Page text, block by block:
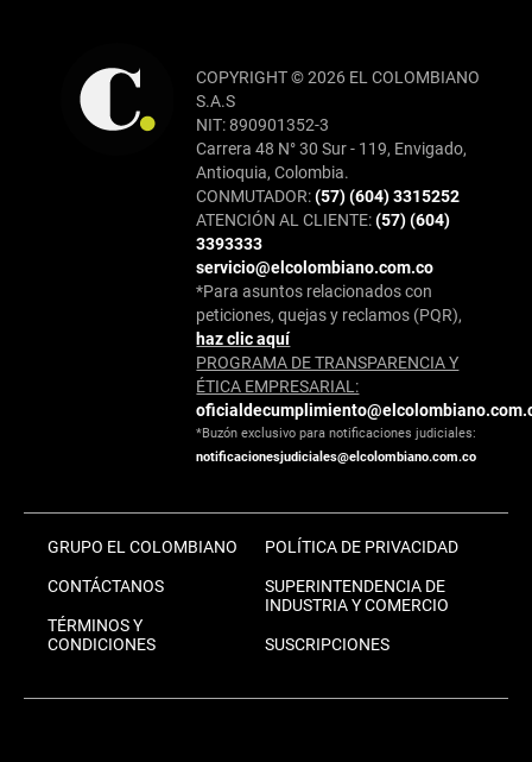
COPYRIGHT © 2026 EL COLOMBIANO
S.A.S
NIT: 890901352-3
Carrera 48 N° 30 Sur - 119, Envigado,
Antioquia, Colombia.
CONMUTADOR:(57) (604) 3315252
ATENCIÓN AL CLIENTE:(57) (604)
3393333
servicio@elcolombiano.com.co
*Para asuntos relacionados con
peticiones, quejas y reclamos (PQR),
haz clic aquí
PROGRAMA DE TRANSPARENCIA Y
ÉTICA EMPRESARIAL:
*Buzón exclusivo para notificaciones judiciales:
notificacionesjudiciales@elcolombiano.com.co
GRUPO EL COLOMBIANO
CONTÁCTANOS
TÉRMINOS Y
CONDICIONES
POLÍTICA DE PRIVACIDAD
SUPERINTENDENCIA DE
INDUSTRIA Y COMERCIO
SUSCRIPCIONES